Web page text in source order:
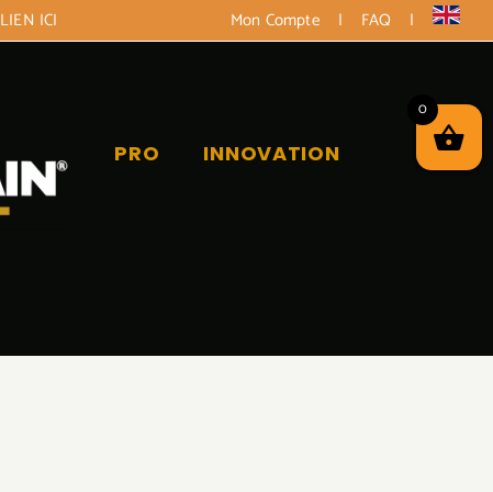
LIEN ICI Mon Compte| FAQ |
PRO INNOVATION
0